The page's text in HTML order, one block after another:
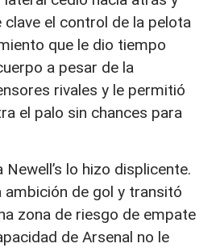
clave el control de la pelota
que le dio tiempo
a pesar de la
rivales y le permitió
el palo sin chances para
lo hizo displicente.
ambición de gol y transitó
zona de riesgo de empate
de Arsenal no le